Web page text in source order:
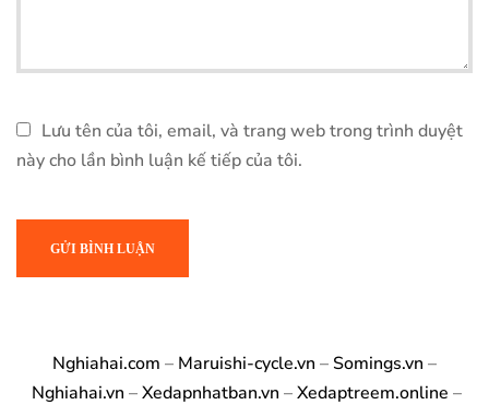
Lưu tên của tôi, email, và trang web trong trình duyệt
này cho lần bình luận kế tiếp của tôi.
Nghiahai.com – Maruishi-cycle.vn – Somings.vn –
Nghiahai.vn –Xedapnhatban.vn –Xedaptreem.online –